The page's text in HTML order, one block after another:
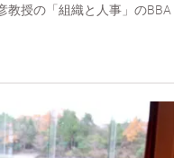
教授の「組織と人事」のBBA